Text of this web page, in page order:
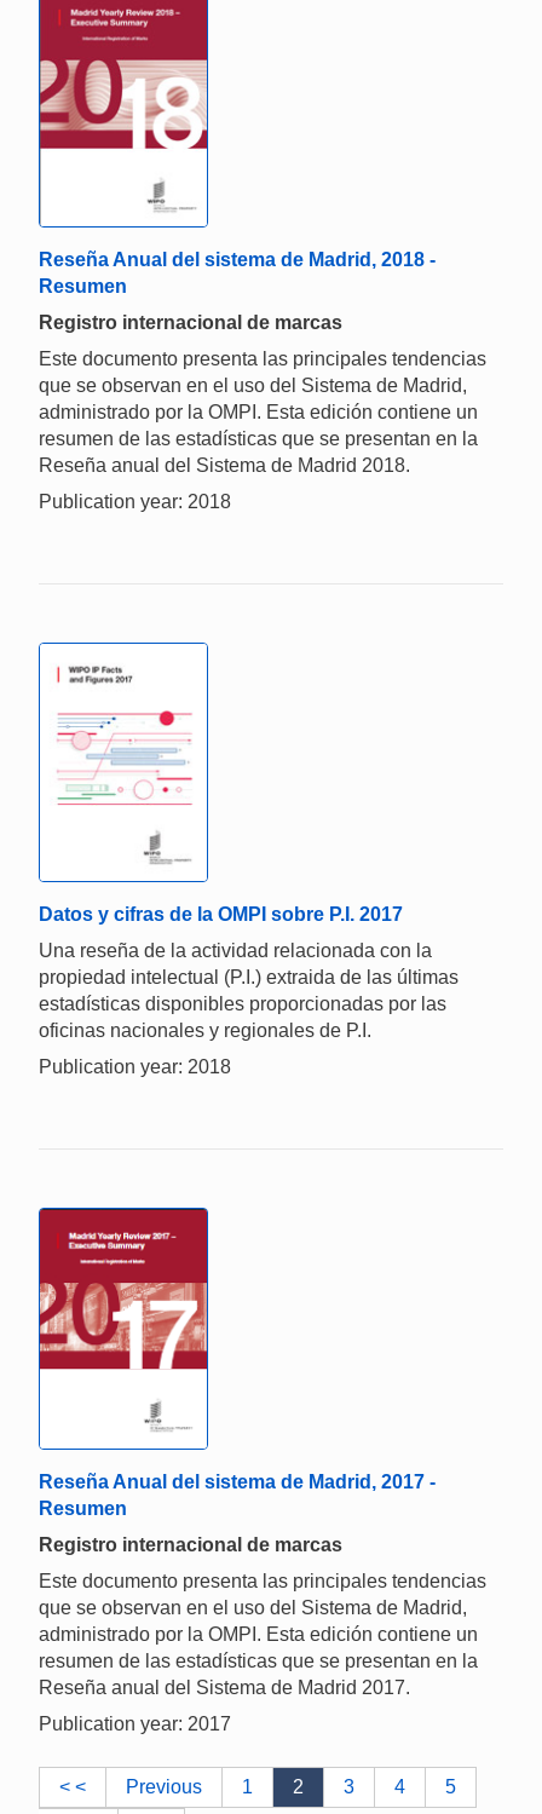
Reseña Anual del sistema de Madrid, 2018 -
Resumen
Registro internacional de marcas
Este documento presenta las principales tendencias
que se observan en el uso del Sistema de Madrid,
administrado por la OMPI. Esta edición contiene un
resumen de las estadísticas que se presentan en la
Reseña anual del Sistema de Madrid 2018.
Publication year: 2018
Datos y cifras de la OMPI sobre P.I. 2017
Una reseña de la actividad relacionada con la
propiedad intelectual (P.I.) extraida de las últimas
estadísticas disponibles proporcionadas por las
oficinas nacionales y regionales de P.I.
Publication year: 2018
Reseña Anual del sistema de Madrid, 2017 -
Resumen
Registro internacional de marcas
Este documento presenta las principales tendencias
que se observan en el uso del Sistema de Madrid,
administrado por la OMPI. Esta edición contiene un
resumen de las estadísticas que se presentan en la
Reseña anual del Sistema de Madrid 2017.
Publication year: 2017
< < Previous 1 2 3 4 5